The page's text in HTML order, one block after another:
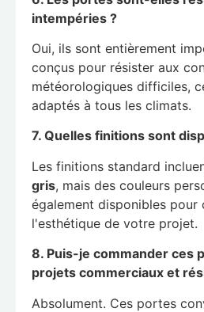
intempéries ?
Oui, ils sont entièrement
conçus pour résister aux
météorologiques difficiles,
adaptés à tous les climats.
7. Quelles finitions sont
Les finitions standard
gris, mais des couleurs
également disponibles pour
l'esthétique de votre projet.
8. Puis-je commander ces
projets commerciaux et
Absolument. Ces portes